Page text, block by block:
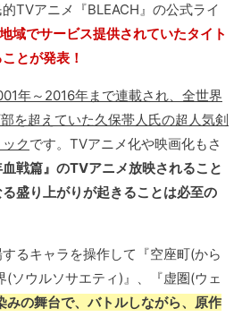
TVアニメ『BLEACH』の公式ライ
域でサービス提供されていたタイト
とが発表！
年～2016年まで連載され、全世界
を超えていた久保帯人氏の超人気剣
クです。TVアニメ化や映画化もさ
戦篇』のTVアニメ放映されること
盛り上がりが起きることは必至の
るキャラを操作して『空座町(から
(ソウルソサエティ)』、『虚圏(ウェ
みの舞台で、バトルしながら、原作